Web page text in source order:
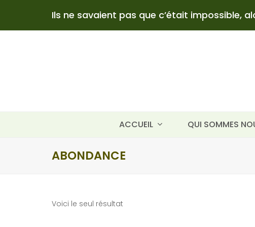
Ils ne savaient pas que c’était impossible,
ACCUEIL QUI SOMMES
ABONDANCE
Voici le seul résultat